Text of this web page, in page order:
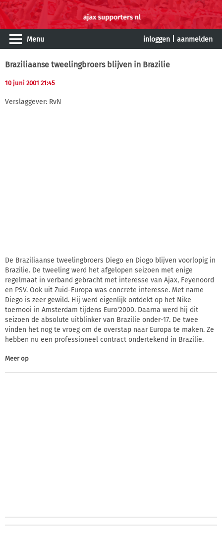
Menu inloggen aanmelden
Braziliaanse tweelingbroers blijven in Brazilie
10 juni 2001 21:45
Verslaggever: RvN
De Braziliaanse tweelingbroers Diego en Diogo blijven voorlopig in
Brazilie. De tweeling werd het afgelopen seizoen met enige
regelmaat in verband gebracht met interesse van Ajax, Feyenoord
en PSV. Ook uit Zuid-Europa was concrete interesse. Met name
Diego is zeer gewild. Hij werd eigenlijk ontdekt op het Nike
toernooi in Amsterdam tijdens Euro'2000. Daarna werd hij dit
seizoen de absolute uitblinker van Brazilie onder-17. De twee
vinden het nog te vroeg om de overstap naar Europa te maken. Ze
hebben nu een professioneel contract ondertekend in Brazilie.
Meer op